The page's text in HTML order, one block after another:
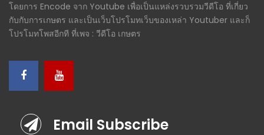
โดยการ Encode จาก Youtube เพื่อเป็นแหล่งรวบรวมวีดีโอ ที่เกี่ยว
กับกับการเกษตร และเป็นเว็บโปรโมทเว็บของเหล่า Youtuber และก็
โปรโมทโพสอีกที ที่เพจ : วีดีโอ เกษตร
Email Subscribe